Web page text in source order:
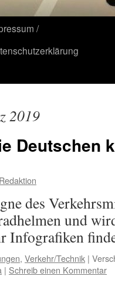
/
2019
Deutschen
Redaktion
des
und
, Verkehr/Technik |
| Schreib einen Kommentar